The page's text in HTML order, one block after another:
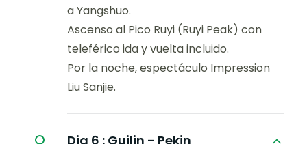
a Yangshuo.
Ascenso al Pico Ruyi (Ruyi Peak) con
teleférico ida y vuelta incluido.
Por la noche, espectáculo Impression
Liu Sanjie.
Dia 6 : Guilin - Pekin